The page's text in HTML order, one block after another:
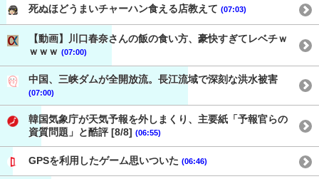
死ぬほどうまいチャーハン食える店教えて (07:03)
【動画】川口春奈さんの飯の食い方、豪快すぎてレベチｗ
ｗｗｗ (07:00)
中国、三峡ダムが全開放流。長江流域で深刻な洪水被害
(07:00)
韓国気象庁が天気予報を外しまくり、主要紙「予報官らの
資質問題」と酷評 [8/8] (06:55)
GPSを利用したゲーム思いついた (06:46)